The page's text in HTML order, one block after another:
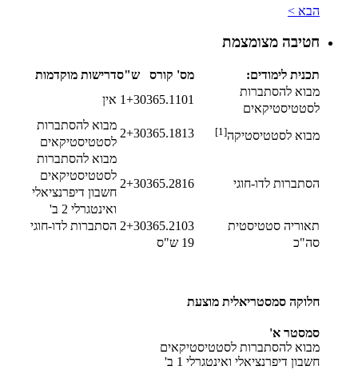
הבא >
חטיבה מצומצמת
תכנית לימודים: מס' קורס ש"סדרישות מוקדמות
מבוא להסתברות
לסטטיסטיקאים
0365.1101
1+3 אין
מבוא לסטטיסטיקה[1]
0365.1813
2+3
מבוא להסתברות
לסטטיסטיקאים
הסתברות לדו-חוגי 0365.2816
2+3
מבוא להסתברות
לסטטיסטיקאים
חשבון דיפרנציאלי
ואינטגרלי 2 ב'
תאוריה סטטיסטית
0365.2103
2+3 הסתברות לדו-חוגי
סה"כ
19 ש"ס
חלוקה סמסטריאלית מוצעת
סמסטר א'
מבוא להסתברות לסטטיסטיקאים
חשבון דיפרנציאלי ואינטגרלי 1 ב'